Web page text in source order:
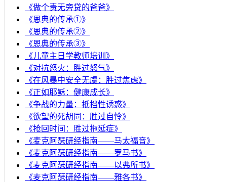
《做个责无旁贷的爸爸》
《恩典的传承①》
《恩典的传承②》
《恩典的传承③》
《儿童主日学教师培训》
《对抗怒火：胜过怒气》
《在风暴中安全无虞：胜过焦虑》
《正如耶稣：健康成长》
《争战的力量：抵挡性诱惑》
《欲望的死胡同：胜过自怜》
《抢回时间：胜过拖延症》
《麦克阿瑟研经指南——马太福音》
《麦克阿瑟研经指南——罗马书》
《麦克阿瑟研经指南——以弗所书》
《麦克阿瑟研经指南——雅各书》